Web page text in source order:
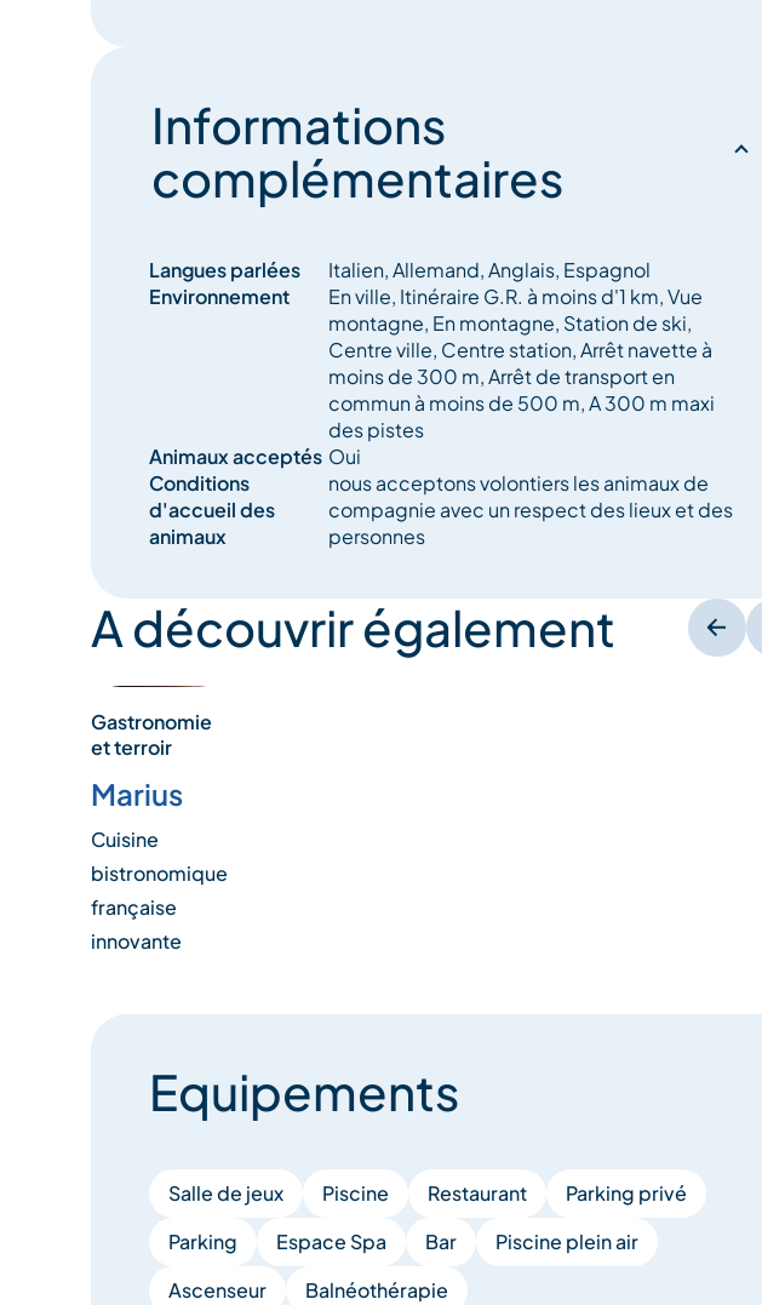
Informations
complémentaires
Langues parlées
Italien, Allemand, Anglais, Espagnol
Environnement
En ville, Itinéraire G.R. à moins d'1 km, Vue
montagne, En montagne, Station de ski,
Centre ville, Centre station, Arrêt navette à
moins de 300 m, Arrêt de transport en
commun à moins de 500 m, A 300 m maxi
des pistes
Animaux acceptés Oui
Conditions
d'accueil des
animaux
nous acceptons volontiers les animaux de
compagnie avec un respect des lieux et des
personnes
A découvrir également
Gastronomie
et terroir
Marius
Cuisine
bistronomique
française
innovante
Equipements
Salle de jeux Piscine Restaurant
Parking privé
Parking
Espace Spa Bar
Piscine plein air
Ascenseur
Balnéothérapie